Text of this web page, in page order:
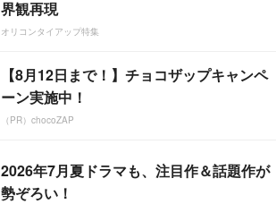
界観再現
オリコンタイアップ特集
【8月12日まで！】チョコザップキャンペ
ーン実施中！
（PR）chocoZAP
2026年7月夏ドラマも、注目作＆話題作が
勢ぞろい！